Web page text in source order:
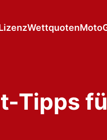
Wettquoten
Tipps